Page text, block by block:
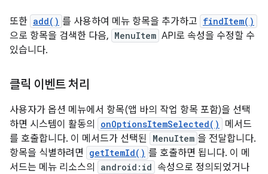
또한 add() 를 사용하여 메뉴 항목을 추가하고 findItem()
으로 항목을 검색한 다음, MenuItem API로 속성을 수정할 수
있습니다.
클릭 이벤트 처리
사용자가 옵션 메뉴에서 항목(앱 바의 작업 항목 포함)을 선택
하면 시스템이 활동의
onOptionsItemSelected()
메서드
를 호출합니다. 이 메서드가 선택된
MenuItem 을 전달합니다.
항목을 식별하려면
getItemId() 를 호출하면 됩니다. 이 메
서드는 메뉴 리소스의
android:id 속성으로 정의되었거나